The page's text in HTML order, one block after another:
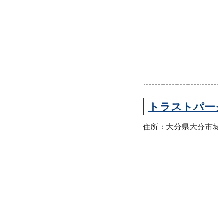
トラストパ
住所：大分県大分市